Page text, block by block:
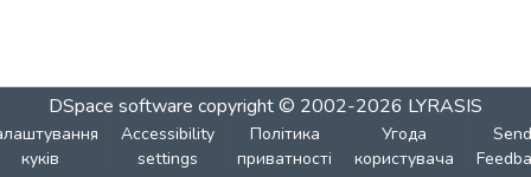
DSpace software copyright © 2002-2026 LYRASIS
куків
Accessibility
settings
Політика
приватності
Угода
користувача
Send